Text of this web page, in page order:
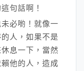
句話啊！
必喲！就像一
人，如果不是
息一下，當然
他的人，造成